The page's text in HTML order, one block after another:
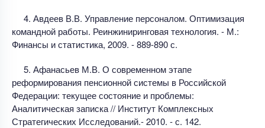
4. Авдеев В.В. Управление персоналом. Оптимизация
командной работы. Реинжиниринговая технология. - М.:
Финансы и статистика, 2009. - 889-890 с.
5. Афанасьев М.В. О современном этапе
реформирования пенсионной системы в Российской
Федерации: текущее состояние и проблемы:
Аналитическая записка // Институт Комплексных
Стратегических Исследований.- 2010. - с. 142.